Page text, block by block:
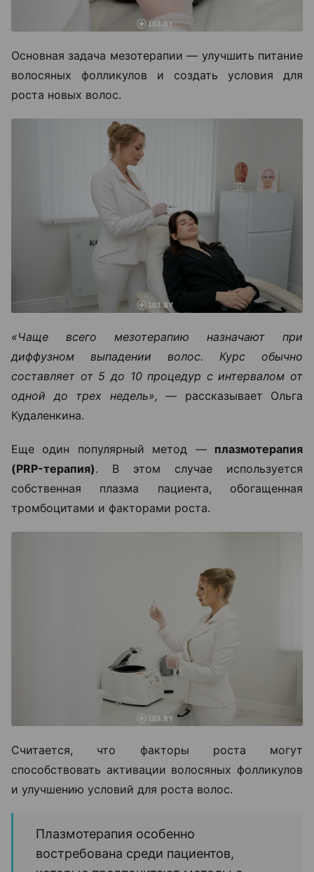
Основная задача мезотерапии — улучшить питание
волосяных фолликулов и создать условия для
роста новых волос.
«Чаще всего мезотерапию назначают при
диффузном выпадении волос. Курс обычно
составляет от 5 до 10 процедур с интервалом от
одной до трех недель», — рассказывает Ольга
Кудаленкина.
Еще один популярный метод — плазмотерапия
(PRP-терапия). В этом случае используется
собственная плазма пациента, обогащенная
тромбоцитами и факторами роста.
Считается, что факторы роста могут
способствовать активации волосяных фолликулов
и улучшению условий для роста волос.
Плазмотерапия особенно
востребована среди пациентов,